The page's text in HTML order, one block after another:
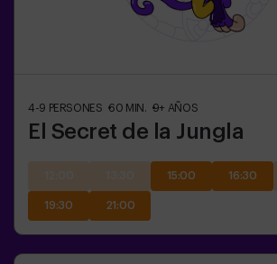
4-9 PERSONES 60 MIN. 9+ AÑOS
El Secret de la Jungla
15:00 16:30
19:30 21:00